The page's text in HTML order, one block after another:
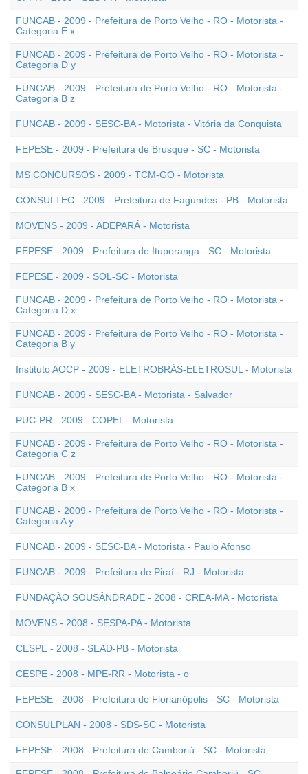
FUNCAB - 2009 - Prefeitura de Porto Velho - RO - Motorista -
Categoria E x
FUNCAB - 2009 - Prefeitura de Porto Velho - RO - Motorista -
Categoria D y
FUNCAB - 2009 - Prefeitura de Porto Velho - RO - Motorista -
Categoria B z
FUNCAB - 2009 - SESC-BA - Motorista - Vitória da Conquista
FEPESE - 2009 - Prefeitura de Brusque - SC - Motorista
MS CONCURSOS - 2009 - TCM-GO - Motorista
CONSULTEC - 2009 - Prefeitura de Fagundes - PB - Motorista
MOVENS - 2009 - ADEPARÁ - Motorista
FEPESE - 2009 - Prefeitura de Ituporanga - SC - Motorista
FEPESE - 2009 - SOL-SC - Motorista
FUNCAB - 2009 - Prefeitura de Porto Velho - RO - Motorista -
Categoria D x
FUNCAB - 2009 - Prefeitura de Porto Velho - RO - Motorista -
Categoria B y
Instituto AOCP - 2009 - ELETROBRÁS-ELETROSUL - Motorista
FUNCAB - 2009 - SESC-BA - Motorista - Salvador
PUC-PR - 2009 - COPEL - Motorista
FUNCAB - 2009 - Prefeitura de Porto Velho - RO - Motorista -
Categoria C z
FUNCAB - 2009 - Prefeitura de Porto Velho - RO - Motorista -
Categoria B x
FUNCAB - 2009 - Prefeitura de Porto Velho - RO - Motorista -
Categoria A y
FUNCAB - 2009 - SESC-BA - Motorista - Paulo Afonso
FUNCAB - 2009 - Prefeitura de Piraí - RJ - Motorista
FUNDAÇÃO SOUSÂNDRADE - 2008 - CREA-MA - Motorista
MOVENS - 2008 - SESPA-PA - Motorista
CESPE - 2008 - SEAD-PB - Motorista
CESPE - 2008 - MPE-RR - Motorista - o
FEPESE - 2008 - Prefeitura de Florianópolis - SC - Motorista
CONSULPLAN - 2008 - SDS-SC - Motorista
FEPESE - 2008 - Prefeitura de Camboriú - SC - Motorista